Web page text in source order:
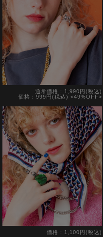
通常価格：1,990円(税込)
価格：999円(税込)<49%OFF>
価格：1,100円(税込)